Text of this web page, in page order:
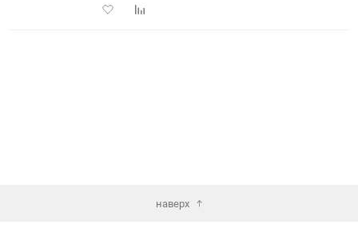
ДобавитьДобавить
наверх